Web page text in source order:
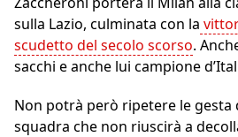
sulla Lazio, culminata con la
scudetto del secolo scorso.
sacchi e anche lui campione
Non potrà però ripetere le gesta
squadra che non riuscirà a